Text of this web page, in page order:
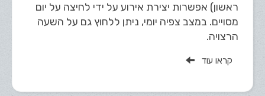
ראשון) אפשרות יצירת אירוע על ידי לחיצה על יום
מסויים. במצב צפיה יומי, ניתן ללחוץ גם על השעה
הרצויה.
קראו עוד